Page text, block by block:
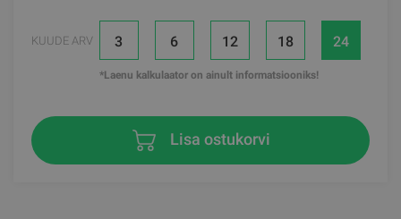
KUUDE ARV 3 6 12 18 24
*Laenu kalkulaator on ainult informatsiooniks!
Lisa ostukorvi